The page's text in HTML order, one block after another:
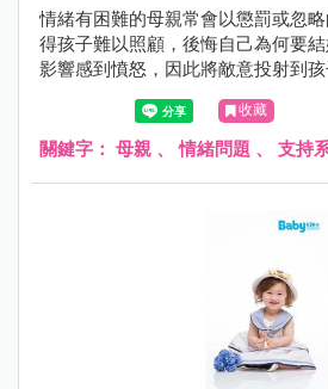
情緒有困難的母親常會以懲罰或忽
得孩子難以照顧，後悔自己為何要
影響感到憤怒，因此將敵意投射到孩
知道自己的情緒會影響到孩子，事
自責，但多半不知道如何改變也不知
收藏
關鍵字： 母親 、情緒問題 、 支持